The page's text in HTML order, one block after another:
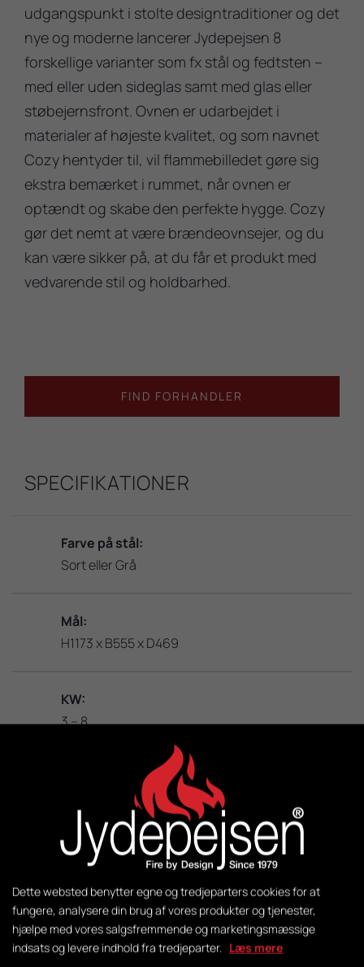
udgangspunkt i stolte designtraditioner og det
nye og moderne lancerer Jydepejsen 8
forskellige varianter som fx stål og fedtsten –
med eller uden sideglas samt med glas eller
støbejernsfront. Ovnen er udarbejdet i
materialer af højeste kvalitet, og som navnet
Cozy hentyder til, vil flammebilledet gøre sig
ekstra bemærket i rummet, når ovnen er
optændt og skabe den perfekte hygge. Cozy
gør det nemt at være brændeovnsejer, og du
kan være sikker på, at du får et produkt med
vedvarende stil og holdbarhed.
FIND FORHANDLER
SPECIFIKATIONER
Farve på stål:
Sort eller Grå
Mål:
H1173 x B555 x D469
KW:
3 – 8
Vægt:
Styring:
DuplicAir®
Dette websted benytter egne og tredjeparters cookies for at
fungere, analysere din brug af vores produkter og tjenester,
hjælpe med vores salgsfremmende og marketingsmæssige
indsats og levere indhold fra tredjeparter. Læs mere